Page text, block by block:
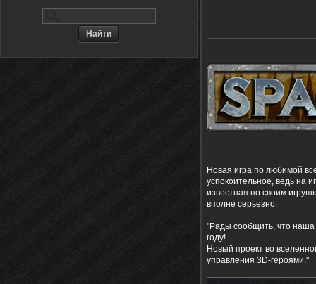
Новая игра по любимой
успокоительное, ведь на
известная по своим
вполне серьезно:
"Рады сообщить, что наша
году!
Новый проект во
управления 3D-героями."